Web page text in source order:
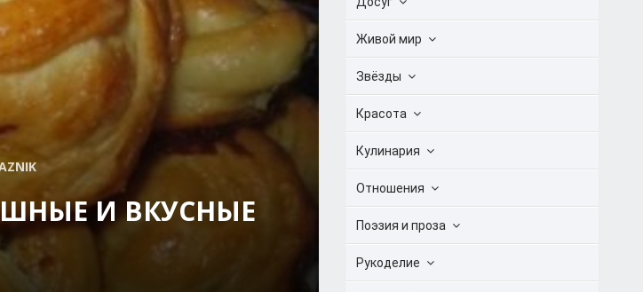
И ВКУСНЫЕ
Живой мир
Звёзды
Красота
Кулинария
Отношения
Поэзия и проза
Рукоделие